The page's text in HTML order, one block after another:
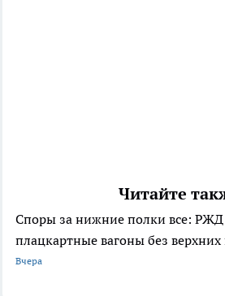
Читайте
Споры за нижние полки все: РЖД
плацкартные вагоны без
Вчера